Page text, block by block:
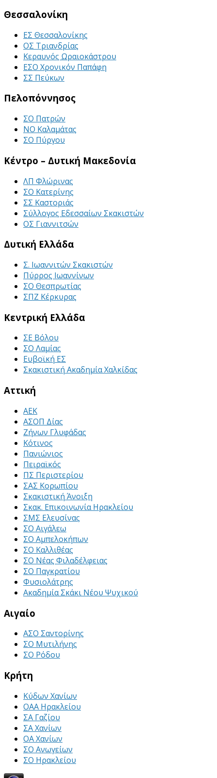
Θεσσαλονίκη
ΕΣ Θεσσαλονίκης
ΟΣ Τριανδρίας
Κεραυνός Ωραιοκάστρου
ΕΣΟ Χρονικόν Παπάφη
ΣΣ Πεύκων
Πελοπόννησος
ΣΟ Πατρών
ΝΟ Καλαμάτας
ΣΟ Πύργου
Κέντρο – Δυτική Μακεδονία
ΛΠ Φλώρινας
ΣΟ Κατερίνης
ΣΣ Καστοριάς
Σύλλογος Εδεσσαίων Σκακιστών
ΟΣ Γιαννιτσών
Δυτική Ελλάδα
Σ. Ιωαννιτών Σκακιστών
Πύρρος Ιωαννίνων
ΣΟ Θεσπρωτίας
ΣΠΖ Κέρκυρας
Κεντρική Ελλάδα
ΣΕ Βόλου
ΣΟ Λαμίας
Ευβοϊκή ΕΣ
Σκακιστική Ακαδημία Χαλκίδας
Αττική
ΑΕΚ
ΑΣΟΠ Δίας
Ζήνων Γλυφάδας
Κότινος
Πανιώνιος
Πειραϊκός
ΠΣ Περιστερίου
ΣΑΣ Κορωπίου
Σκακιστική Άνοιξη
Σκακ. Επικοινωνία Ηρακλείου
ΣΜΣ Ελευσίνας
ΣΟ Αιγάλεω
ΣΟ Αμπελοκήπων
ΣΟ Καλλιθέας
ΣΟ Νέας Φιλαδέλφειας
ΣΟ Παγκρατίου
Φυσιολάτρης
Ακαδημία Σκάκι Νέου Ψυχικού
Αιγαίο
ΑΣΟ Σαντορίνης
ΣΟ Μυτιλήνης
ΣΟ Ρόδου
Κρήτη
Κύδων Χανίων
ΟΑΑ Ηρακλείου
ΣΑ Γαζίου
ΣΑ Χανίων
ΟΑ Χανίων
ΣΟ Ανωγείων
ΣΟ Ηρακλείου